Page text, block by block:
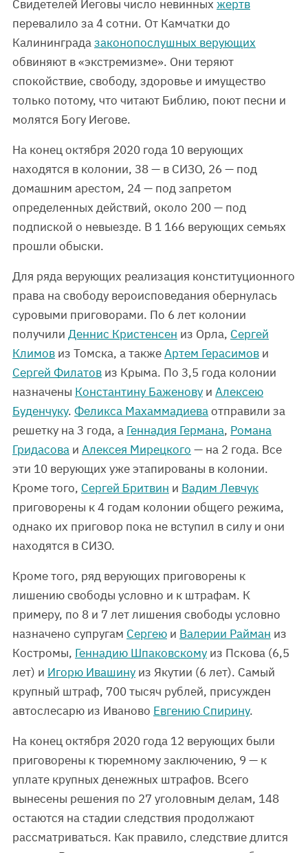
Свидетелей Иеговы число невинных жертв
перевалило за 4 сотни. От Камчатки до
Калининградазаконопослушных верующих
обвиняют в «экстремизме». Они теряют
спокойствие, свободу, здоровье и имущество
только потому, что читают Библию, поют песни и
молятся Богу Иегове.
На конец октября 2020 года 10 верующих
находятся в колонии, 38 — в СИЗО, 26 — под
домашним арестом, 24 — под запретом
определенных действий, около 200 — под
подпиской о невыезде. В 1 166 верующих семьях
прошли обыски.
Для ряда верующих реализация конституционного
права на свободу вероисповедания обернулась
суровыми приговорами. По 6 лет колонии
получили Деннис Кристенсен из Орла, Сергей
Климов из Томска, а такжеАртем Герасимов и
Сергей Филатов из Крыма. По 3,5 года колонии
назначены Константину Баженову и Алексею
Буденчуку. Феликса Махаммадиеваотправили за
решетку на 3 года, а Геннадия Германа, Романа
Гридасова и Алексея Мирецкого — на 2 года. Все
эти 10 верующих уже этапированы в колонии.
Кроме того, Сергей Бритвин и Вадим Левчук
приговорены к 4 годам колонии общего режима,
однако их приговор пока не вступил в силу и они
находятся в СИЗО.
Кроме того, ряд верующих приговорены к
лишению свободы условно и к штрафам. К
примеру, по 8 и 7 лет лишения свободы условно
назначено супругам Сергею и Валерии Райман из
Костромы, Геннадию Шпаковскому из Пскова (6,5
лет) и Игорю Ивашину из Якутии (6 лет). Самый
крупный штраф, 700 тысяч рублей, присужден
автослесарю из Иваново Евгению Спирину.
На конец октября 2020 года 12 верующих были
приговорены к тюремному заключению, 9 — к
уплате крупных денежных штрафов. Всего
вынесены решения по 27 уголовным делам, 148
остаются на стадии следствия продолжают
рассматриваться. Как правило, следствие длится